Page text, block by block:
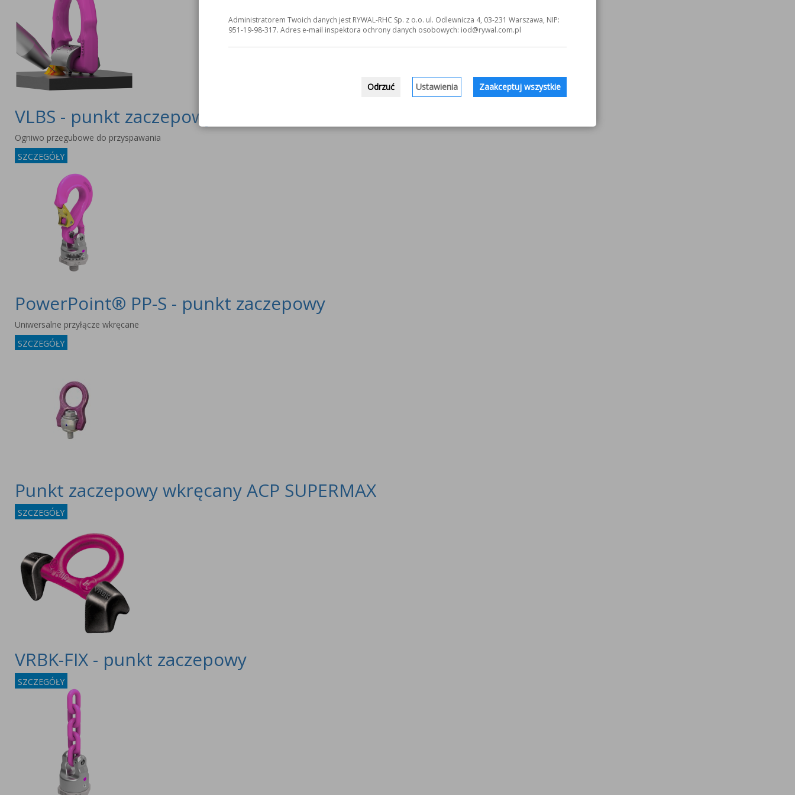
VLBS - punkt zaczepowy
Ogniwo przegubowe do przyspawania
SZCZEGÓŁY
PowerPoint® PP-S - punkt zaczepowy
Uniwersalne przyłącze wkręcane
SZCZEGÓŁY
Punkt zaczepowy wkręcany ACP SUPERMAX
SZCZEGÓŁY
VRBK-FIX - punkt zaczepowy
SZCZEGÓŁY
Administratorem Twoich danych jest RYWAL-RHC Sp. z o.o. ul. Odlewnicza 4, 03-231 Warszawa, NIP:
951-19-98-317. Adres e-mail inspektora ochrony danych osobowych: iod@rywal.com.pl
Odrzuć Ustawienia Zaakceptuj wszystkie